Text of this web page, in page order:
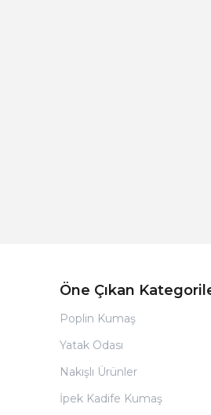
Öne Çıkan
Poplin Kumaş
Yatak Odası
Nakışlı Ürünler
İpek Kadife Kumaş